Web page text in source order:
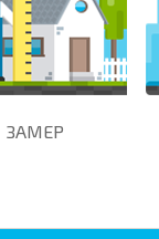
ЗАМЕР